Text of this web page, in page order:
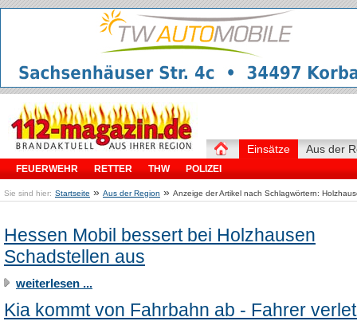
Einsätze
FEUERWEHR RETTER THW POLIZEI
Aus der
Sie sind hier: Startseite » Aus der Region » Anzeige der Artikel nach Schlagwörtern:
Hessen Mobil bessert bei Holzhausen
Schadstellen aus
weiterlesen ...
Kia kommt von Fahrbahn ab - Fahrer